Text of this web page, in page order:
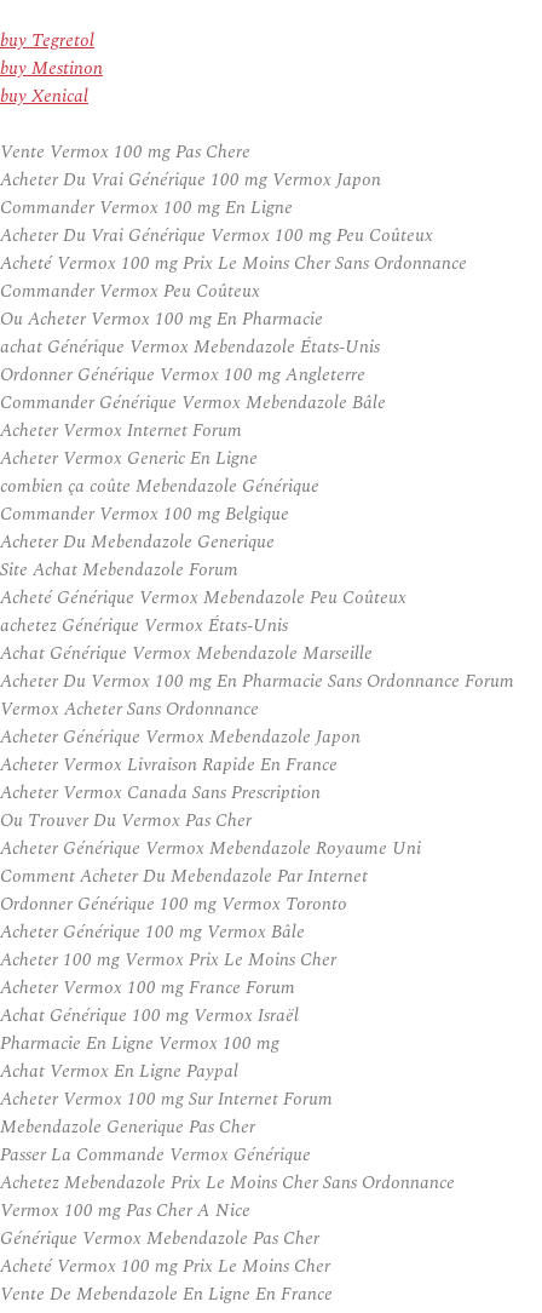
buy Tegretol
buy Mestinon
buy Xenical
Vente Vermox 100 mg Pas Chere
Acheter Du Vrai Générique 100 mg Vermox Japon
Commander Vermox 100 mg En Ligne
Acheter Du Vrai Générique Vermox 100 mg Peu Coûteux
Acheté Vermox 100 mg Prix Le Moins Cher Sans Ordonnance
Commander Vermox Peu Coûteux
Ou Acheter Vermox 100 mg En Pharmacie
achat Générique Vermox Mebendazole États-Unis
Ordonner Générique Vermox 100 mg Angleterre
Commander Générique Vermox Mebendazole Bâle
Acheter Vermox Internet Forum
Acheter Vermox Generic En Ligne
combien ça coûte Mebendazole Générique
Commander Vermox 100 mg Belgique
Acheter Du Mebendazole Generique
Site Achat Mebendazole Forum
Acheté Générique Vermox Mebendazole Peu Coûteux
achetez Générique Vermox États-Unis
Achat Générique Vermox Mebendazole Marseille
Acheter Du Vermox 100 mg En Pharmacie Sans Ordonnance Forum
Vermox Acheter Sans Ordonnance
Acheter Générique Vermox Mebendazole Japon
Acheter Vermox Livraison Rapide En France
Acheter Vermox Canada Sans Prescription
Ou Trouver Du Vermox Pas Cher
Acheter Générique Vermox Mebendazole Royaume Uni
Comment Acheter Du Mebendazole Par Internet
Ordonner Générique 100 mg Vermox Toronto
Acheter Générique 100 mg Vermox Bâle
Acheter 100 mg Vermox Prix Le Moins Cher
Acheter Vermox 100 mg France Forum
Achat Générique 100 mg Vermox Israël
Pharmacie En Ligne Vermox 100 mg
Achat Vermox En Ligne Paypal
Acheter Vermox 100 mg Sur Internet Forum
Mebendazole Generique Pas Cher
Passer La Commande Vermox Générique
Achetez Mebendazole Prix Le Moins Cher Sans Ordonnance
Vermox 100 mg Pas Cher A Nice
Générique Vermox Mebendazole Pas Cher
Acheté Vermox 100 mg Prix Le Moins Cher
Vente De Mebendazole En Ligne En France